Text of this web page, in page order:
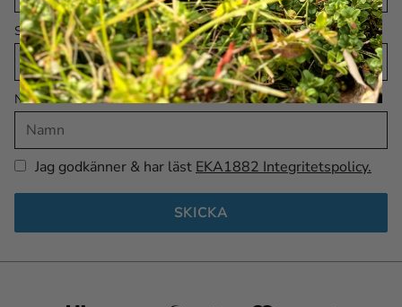
Språk
Namn
Jag godkänner & har lästEKA1882 Integritetspolicy.
SKICKA